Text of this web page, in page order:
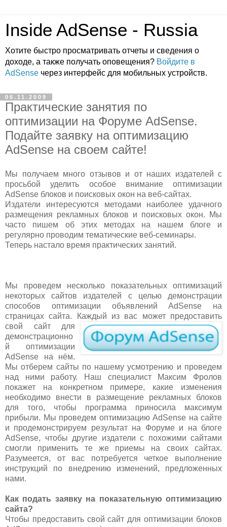
Inside AdSense - Russia
Хотите быстро просматривать отчеты и сведения о
доходе, а также получать оповещения? Войдите в
AdSense через интерфейс для мобильных устройств.
06.11.2009
Практические занятия по
оптимизации на Форуме AdSense.
Подайте заявку на оптимизацию
AdSense на своем сайте!
Мы получаем много отзывов и от наших издателей с
просьбой уделить особое внимание оптимизации
AdSense блоков и поисковых окон на веб-сайтах.
Издатели интересуются методами наиболее удачного
размещения рекламных блоков и поисковых окон. Мы
часто пишем об этих методах на нашем блоге и
регулярно проводим тематические веб-семинары.
Теперь настало время практических занятий.
Мы проведем несколько показательных оптимизаций
некоторых сайтов издателей с целью демонстрации
способов оптимизации объявлений AdSense на
страницах сайта. Каждый из вас может предоставить
свой сайт для
демонстрационно
й оптимизации
AdSense на нём.
Мы отберем сайты по нашему усмотрению и проведем
над ними работу. Наш специалист Максим Фролов
покажет на конкретном примере, какие изменения
необходимо внести в размещение рекламных блоков
для того, чтобы программа приносила максимум
прибыли. Мы проведем оптимизацию AdSense на сайте
и продемонстрируем результат на Форуме и на блоге
AdSense, чтобы другие издатели с похожими сайтами
смогли применить те же приемы на своих сайтах.
Разумеется, от вас потребуется четкое выполнение
инструкций по внедрению изменений, предложенных
нами.
Как подать заявку на показательную оптимизацию
сайта?
Чтобы предоставить свой сайт для оптимизации блоков